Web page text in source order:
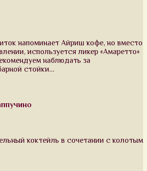
напоминает Айриш кофе, но вместо
используется ликер «Амаретто»
наблюдать за
стойки…
коктейль в сочетании с колотым